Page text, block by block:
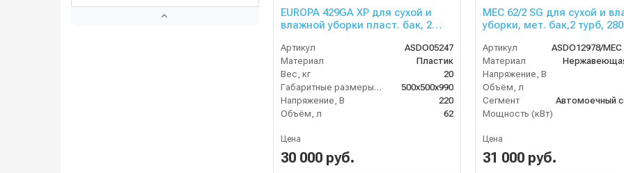
EUROPA 429GA XP для сухой и
влажной уборки пласт. бак, 2
Артикул
ASDO05247
Материал
Пластик
Вес, кг
20
Габаритные размеры, мм
500х500х990
Напряжение, В
220
Объём, л
62
Цена
30 000 руб.
MEC 62/2 SG для сухой и
уборки, мет. бак,2 турб,
Артикул
Материал
Напряжение, В
Объём, л
Сегмент
Автомоечный
Мощность (кВт)
Цена
31 000 руб.